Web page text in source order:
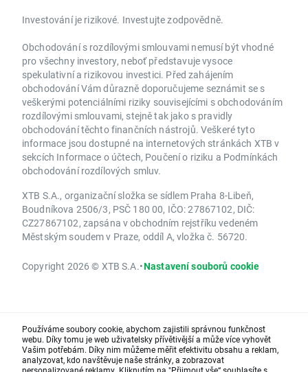
Investování je rizikové. Investujte zodpovědně.
Obchodování s rozdílovými smlouvami nemusí být vhodné
pro všechny investory, neboť představuje vysoce
spekulativní a rizikovou investici. Před zahájením
obchodování Vám důrazně doporučujeme seznámit se s
veškerými potenciálními riziky souvisejícími s obchodováním
rozdílovými smlouvami, stejně tak jako s pravidly
obchodování těchto finančních nástrojů. Veškeré tyto
informace jsou dostupné na internetových stránkách XTB v
sekcích Informace o účtech, Poučení o riziku a Podmínkách
obchodování rozdílových smluv.
XTB S.A., organizační složka se sídlem Praha 8-Libeň,
Boudníkova 2506/3, PSČ 180 00, IČO: 27867102, DIČ:
CZ27867102, zapsána v obchodním rejstříku vedeném
Městským soudem v Praze, oddíl A, vložka č. 56720.
Copyright 2026 © XTB S.A.•Nastavení souborů cookie
Používáme soubory cookie, abychom zajistili správnou funkčnost
webu. Díky tomu je web uživatelsky přívětivější a může více vyhovět
Vašim potřebám. Díky nim můžeme měřit efektivitu obsahu a reklam,
analyzovat, kdo navštěvuje naše stránky, a zobrazovat